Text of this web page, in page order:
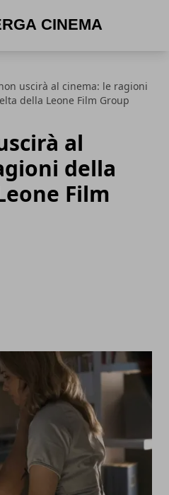
uscirà al cinema: le ragioni
della Leone Film Group
al
della
Film